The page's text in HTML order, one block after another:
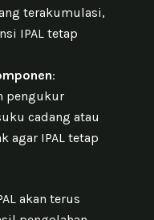
terakumulasi,
IPAL tetap
:
pengukur
cadang atau
agar IPAL tetap
akan terus